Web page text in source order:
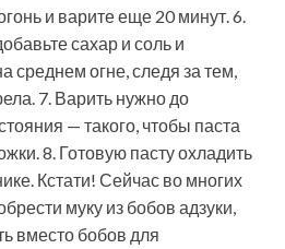
и варите еще 20 минут. 6.
сахар и соль и
среднем огне, следя за тем,
7. Варить нужно до
— такого, чтобы паста
8. Готовую пасту охладить
Кстати! Сейчас во многих
муку из бобов адзуки,
вместо бобов для